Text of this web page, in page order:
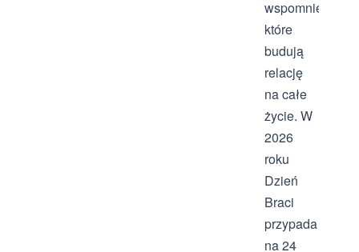
wspomnień
które
budują
relację
na całe
życie. W
2026
roku
Dzień
Braci
przypada
na 24